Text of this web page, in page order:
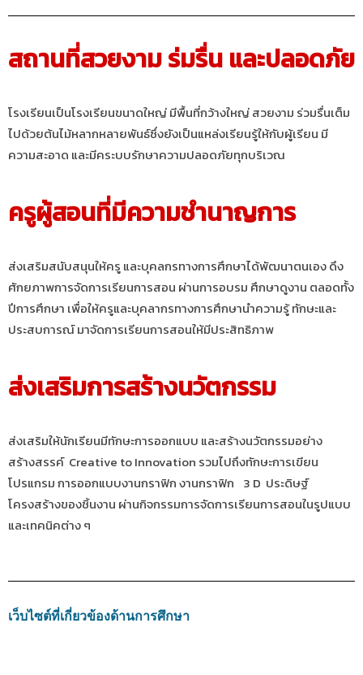
สถานที่สวยงาม ร่มรื่น และปลอดภัย
โรงเรียนเป็นโรงเรียนขนาดใหญ่ มีพื้นที่กว้างใหญ่ สวยงาม ร่วมรื่นเต็ม
ไปด้วยต้นไม้หลากหลายพันธ์ซึ่งยังเป็นแหล่งเรียนรู้ให้กับผู้เรียน มี
ความสะอาด และมีคระบบรักษาความปลอดภัยทุกบริเวณ
ครูผู้สอนที่มีความชำนาญการ
ส่งเสริมสนับสนุนให้ครู และบุคลกรทางการศึกษาได้พัฒนาตนเอง ดึง
ศักยภาพการจัดการเรียนการสอน ผ่านการอบรม ศึกษาดูงาน ตลอดทั้ง
ปีการศึกษา เพื่อให้ครูและบุคลากรทางการศึกษานำความรู้ ทักษะและ
ประสบการณ์ มาจัดการเรียนการสอนให้มีประสิทธิภาพ
ส่งเสริมการสร้างนวัตกรรม
ส่งเสริมให้นักเรียนมีทักษะการออกแบบ และสร้างนวัตกรรมอย่าง
สร้างสรรค์ Creative to Innovation รวมไปถึงทักษะการเขียน
โปรแกรม การออกแบบงานกราฟิก งานกราฟิก 3 D ประดิษฐ์
โครงสร้างของชิ้นงาน ผ่านกิจกรรมการจัดการเรียนการสอนในรูปแบบ
และเทคนิคต่าง ๆ
เว็บไซต์ที่เกี่ยวข้องด้านการศึกษา